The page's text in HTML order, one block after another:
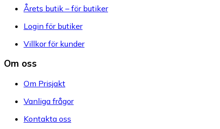
Årets butik – för butiker
Login för butiker
Villkor för kunder
Om oss
Om Prisjakt
Vanliga frågor
Kontakta oss